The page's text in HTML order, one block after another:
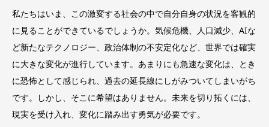
私たちはいま、この激変する社会の中で自分自身の状況を客観的
に見ることができているでしょうか。気候危機、人口減少、AIな
ど新たなテクノロジー、政治体制の不安定化など、世界では確実
に大きな変化が進行しています。あまりにも急速な変化は、とき
に恐怖として感じられ、過去の延長線にしがみついてしまいがち
です。しかし、そこに希望はありません。未来を切り拓くには、
現実を受け入れ、変化に踏み出す勇気が必要です。